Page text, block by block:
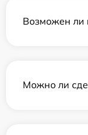
Возможен ли
Можно ли